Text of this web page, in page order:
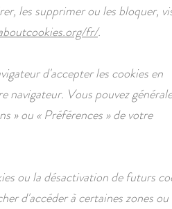
les supprimer ou les bloquer,
fr/.
d'accepter les cookies en
navigateur. Vous pouvez
»ou«Préférences»de votre
ou la désactivation de futurs
d'accéder à certaines zones ou